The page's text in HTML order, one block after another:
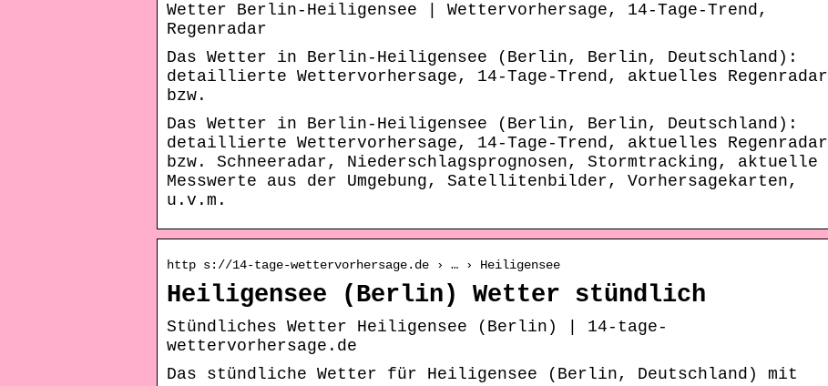
Wetter Berlin-Heiligensee | Wettervorhersage, 14-Tage-Trend,
Regenradar
Das Wetter in Berlin-Heiligensee (Berlin, Berlin, Deutschland):
detaillierte Wettervorhersage, 14-Tage-Trend, aktuelles Regenradar
bzw.
Das Wetter in Berlin-Heiligensee (Berlin, Berlin, Deutschland):
detaillierte Wettervorhersage, 14-Tage-Trend, aktuelles Regenradar
bzw. Schneeradar, Niederschlagsprognosen, Stormtracking, aktuelle
Messwerte aus der Umgebung, Satellitenbilder, Vorhersagekarten,
u.v.m.
http s://14-tage-wettervorhersage.de › … › Heiligensee
Heiligensee (Berlin) Wetter stündlich
Stündliches Wetter Heiligensee (Berlin) | 14-tage-
wettervorhersage.de
Das stündliche Wetter für Heiligensee (Berlin, Deutschland) mit